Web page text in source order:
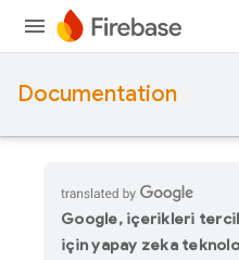
Documentation
Google, içerikleri
için yapay zeka